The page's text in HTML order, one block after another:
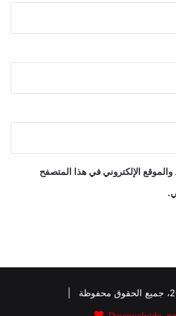
الإلكتروني في هذا المتصفح